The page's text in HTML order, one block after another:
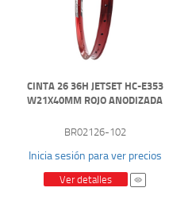
CINTA 26 36H JETSET HC-E353
W21X40MM ROJO ANODIZADA
BR02126-102
Inicia sesión para ver precios
Ver detalles